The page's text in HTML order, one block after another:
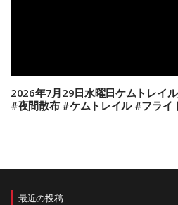
2026年7月29日水曜日ケムトレイ
#夜間散布 #ケムトレイル #フライ
最近の投稿